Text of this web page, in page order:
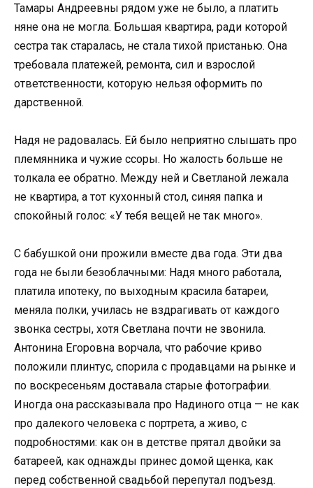
Тамары Андреевны рядом уже не было, а платить
няне она не могла. Большая квартира, ради которой
сестра так старалась, не стала тихой пристанью. Она
требовала платежей, ремонта, сил и взрослой
ответственности, которую нельзя оформить по
дарственной.
Надя не радовалась. Ей было неприятно слышать про
племянника и чужие ссоры. Но жалость больше не
толкала ее обратно. Между ней и Светланой лежала
не квартира, а тот кухонный стол, синяя папка и
спокойный голос: «У тебя вещей не так много».
С бабушкой они прожили вместе два года. Эти два
года не были безоблачными: Надя много работала,
платила ипотеку, по выходным красила батареи,
меняла полки, училась не вздрагивать от каждого
звонка сестры, хотя Светлана почти не звонила.
Антонина Егоровна ворчала, что рабочие криво
положили плинтус, спорила с продавцами на рынке и
по воскресеньям доставала старые фотографии.
Иногда она рассказывала про Надиного отца — не как
про далекого человека с портрета, а живо, с
подробностями: как он в детстве прятал двойки за
батареей, как однажды принес домой щенка, как
перед собственной свадьбой перепутал подъезд.